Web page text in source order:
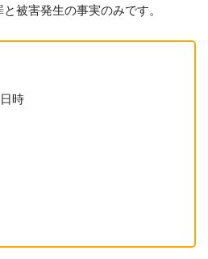
被害発生の事実のみです。
時